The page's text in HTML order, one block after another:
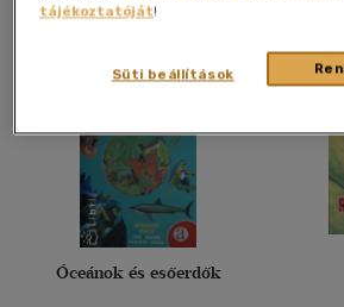
20 db / oldal
Alkalmaz
Óceánok és esőerdők
tájékoztatóját!
Süti beállítások